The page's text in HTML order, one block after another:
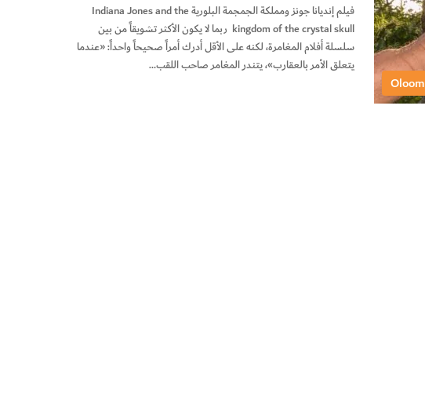
Oloom
فيلم إنديانا جونز ومملكة الجمجمة البلورية Indiana Jones and the
kingdom of the crystal skull ربما لا يكون الأكثر تشويقاً من بين
سلسلة أفلام المغامرة، لكنه على الأقل أدرك أمراً صحيحاً واحداً: «عندما
يتعلق الأمر بالعقارب»، يتندر المغامر صاحب اللقب…